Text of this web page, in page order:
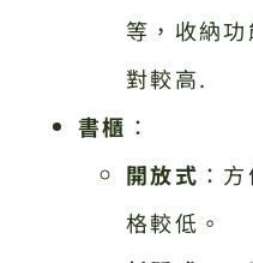
等，收納
對較高.
書櫃 ：
開放式 ：
格較低。